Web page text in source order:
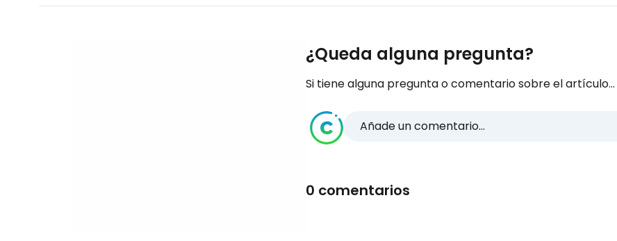
¿Queda alguna pregunta?
Si tiene alguna pregunta o comentario sobre el artículo...
Añade un comentario...
0 comentarios